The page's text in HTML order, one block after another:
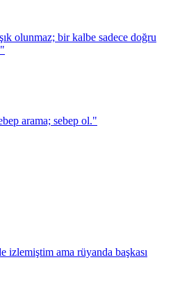
olunmaz; bir kalbe sadece doğru
"
arama; sebep ol."
izlemiştim ama rüyanda başkası